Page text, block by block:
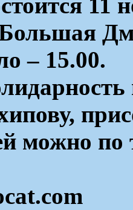
11
– 15.00.
можно по